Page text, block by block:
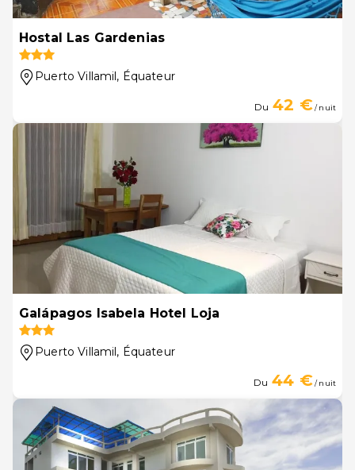
Hostal Las Gardenias
Puerto Villamil, Équateur
Du 42 €/ nuit
Galápagos Isabela Hotel Loja
Puerto Villamil, Équateur
Du 44 €/ nuit